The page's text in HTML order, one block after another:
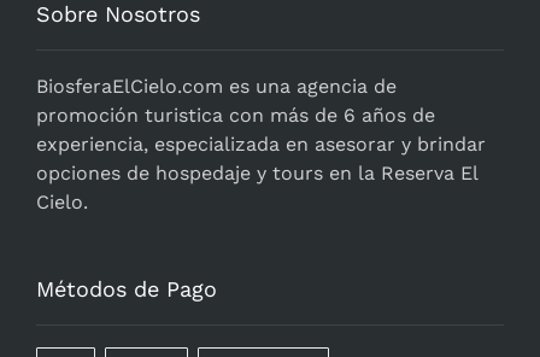
Sobre Nosotros
BiosferaElCielo.com es una agencia de
promoción turistica con más de 6 años de
experiencia, especializada en asesorar y brindar
opciones de hospedaje y tours en la Reserva El
Cielo.
Métodos de Pago